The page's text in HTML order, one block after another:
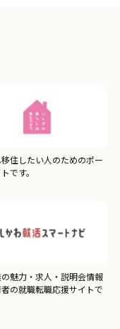
住したい人のためのポー
です。
魅力・求人・説明会情報
の就職転職応援サイトで